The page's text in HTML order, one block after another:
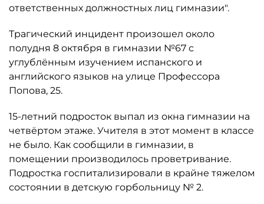
ответственных должностных лиц гимназии".
Трагический инцидент произошел около
полудня 8 октября в гимназии №67 с
углублённым изучением испанского и
английского языков на улице Профессора
Попова, 25.
15-летний подросток выпал из окна гимназии на
четвёртом этаже. Учителя в этот момент в классе
не было. Как сообщили в гимназии, в
помещении производилось проветривание.
Подростка госпитализировали в крайне тяжелом
состоянии в детскую горбольницу № 2.